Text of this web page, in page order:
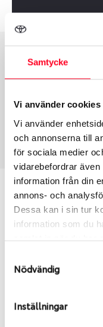
Samtycke
Vi använder cookies
Vi använder
och annonserna till
för sociala medier
vidarebefordrar
information från din
annons- och
Dessa kan i sin tur
information som du
Nödvändig
Inställningar
Group
Fälg PV/C LM
48
Centre Diameter
114.3
Passar
Ange
Ibland kan fälgen
inte vara samma